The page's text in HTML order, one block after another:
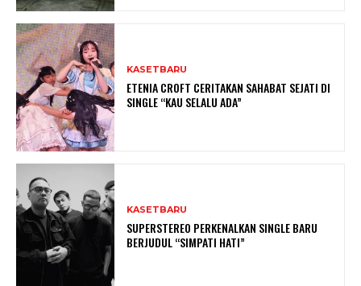
KASETBARU
ETENIA CROFT CERITAKAN SAHABAT SEJATI DI
SINGLE “KAU SELALU ADA”
KASETBARU
SUPERSTEREO PERKENALKAN SINGLE BARU
BERJUDUL “SIMPATI HATI”